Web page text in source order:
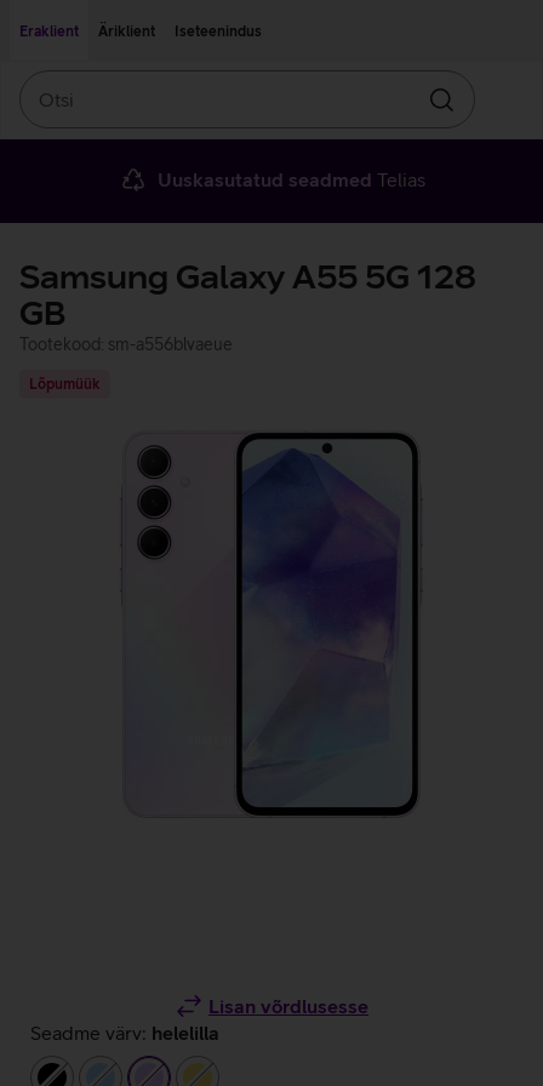
Eraklient
Äriklient Iseteenindus
Otsin
Uuskasutatud seadmed Telias
Samsung Galaxy A55 5G 128
GB
Tootekood: sm-a556blvaeue
Lõpumüük
Lisan võrdlusesse
Seadme värv: helelilla
must
helesinine
helelillakollane